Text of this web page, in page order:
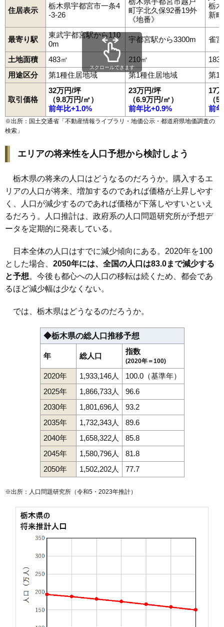
住居表示
栃木県宇都宮市一条4
-3-26
町字北久保92番19外
《地番》
栃
新
最寄り駅
東武宇都宮駅から110
0m
宇都宮駅から3300m 雀
土地面積 483㎡ 210㎡
183
用途区分
第1種住居地域 第1種住居地域 第1
取引価格
32万円/坪
（9.8万円/㎡）
前年比+1.0%
23万円/坪
（6.9万円/㎡）
前年比+0.9%
17
（
前
スクロールできます
※出所：国土交通省「不動産情報ライブラリ・地価公示・都道府県地価調査の
検索 」
エリアの将来性を人口予想から検討しよう
栃木県の将来の人口はどうなるのだろうか。購入するエ
リアの人口が将来、増加するのであれば価格が上昇しやす
く、人口が減少するのであれば価格が下落しやすいといえ
るだろう。人口推計は、政府系の人口問題研究所が予想デ
ータを定期的に発表している。
日本全体の人口はすでに減少傾向にある。2020年を100
とした場合、 2050年には、全国の人口は83.0まで減少する
と予想。今後も都心への人口の移転は続くため、都会であ
るほど減少幅は少なくない。
では、栃木県はどうなるのだろうか。
◆栃木県の総人口推移予想
年 総人口
指数
(2020年＝100)
2020年 1,933,146人
100.0（基準年）
2025年
1,866,733人
96.6
2030年
1,801,696人
93.2
2035年
1,732,343人
89.6
2040年
1,658,322人
85.8
2045年
1,580,796人
81.8
2050年
1,502,202人 77.7
※出所：人口問題研究所（令和5・2023年推計）
大田原市
矢板市那須塩原市さくら市那須烏山市下野市
上三川町
益子町 壬生町野木町
塩谷町